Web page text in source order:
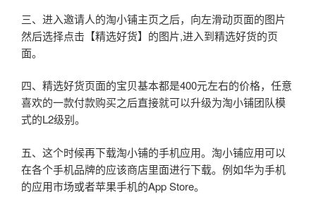
三、进入邀请人的淘小铺主页之后，向左滑动页面的图片
然后选择点击【精选好货】的图片,进入到精选好货的页
面。
四、精选好货页面的宝贝基本都是400元左右的价格，任意
喜欢的一款付款购买之后直接就可以升级为淘小铺团队模
式的L2级别。
五、这个时候再下载淘小铺的手机应用。淘小铺应用可以
在各个手机品牌的应该商店里面进行下载。例如华为手机
的应用市场或者苹果手机的App Store。